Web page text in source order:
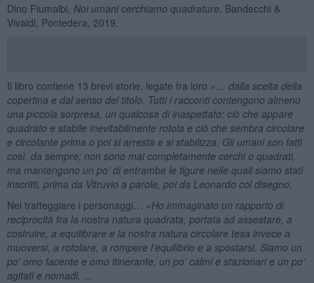
Dino Fiumalbi, Noi umani cerchiamo quadrature , Bandecchi &
Vivaldi, Pontedera, 2019.
Il libro contiene 13 brevi storie, legate fra loro «… dalla scelta della
copertina e dal senso del titolo. Tutti i racconti contengono almeno
una piccola sorpresa, un qualcosa di inaspettato: ciò che appare
quadrato e stabile inevitabilmente rotola e ciò che sembra circolare
e circolante prima o poi si arresta e si stabilizza. Gli umani son fatti
così, da sempre; non sono mai completamente cerchi o quadrati,
ma mantengono un po’ di entrambe le figure nelle quali siamo stati
inscritti, prima da Vitruvio a parole, poi da Leonardo col disegno.
Nel tratteggiare i personaggi… «Ho immaginato un rapporto di
reciprocità fra la nostra natura quadrata, portata ad assestare, a
costruire, a equilibrare e la nostra natura circolare tesa invece a
muoversi, a rotolare, a rompere l’equilibrio e a spostarsi. Siamo un
po’ omo facente e omo itinerante, un po’ calmi e stazionari e un po’
agitati e nomadi. …